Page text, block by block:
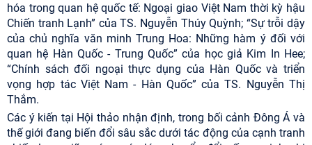
hóa trong quan hệ quốc tế: Ngoại giao Việt Nam thời kỳ hậu
Chiến tranh Lạnh” của TS. Nguyễn Thúy Quỳnh; “Sự trỗi dậy
của chủ nghĩa văn minh Trung Hoa: Những hàm ý đối với
quan hệ Hàn Quốc - Trung Quốc” của học giả Kim In Hee;
“Chính sách đối ngoại thực dụng của Hàn Quốc và triển
vọng hợp tác Việt Nam - Hàn Quốc” của TS. Nguyễn Thị
Thắm.
Các ý kiến tại Hội thảo nhận định, trong bối cảnh Đông Á và
thế giới đang biến đổi sâu sắc dưới tác động của cạnh tranh